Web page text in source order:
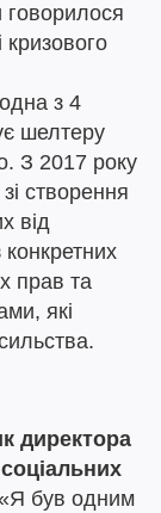
говорилося
кризового
з 4
шелтеру
З 2017 року
створення
від
прав та
які
директора
був одним